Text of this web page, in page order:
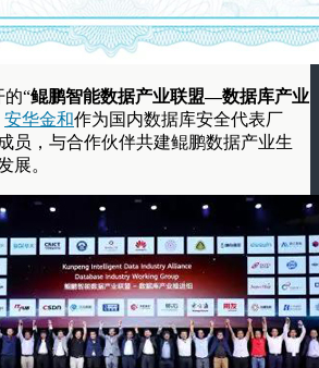
的“鲲鹏智能数据产业联盟—数据库产业
安华金和作为国内数据库安全代表厂
员，与合作伙伴共建鲲鹏数据产业生
展。